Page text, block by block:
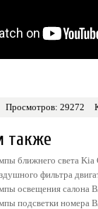
Просмотров: 29272
также
ближнего света Kia
фильтра
освещения салона
подсветки номера